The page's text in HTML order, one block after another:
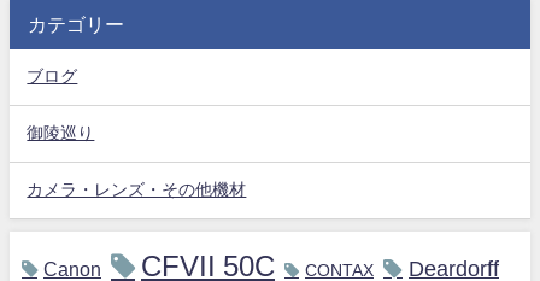
カテゴリー
ブログ
御陵巡り
カメラ・レンズ・その他機材
Canon CFVII 50C CONTAX Deardorff